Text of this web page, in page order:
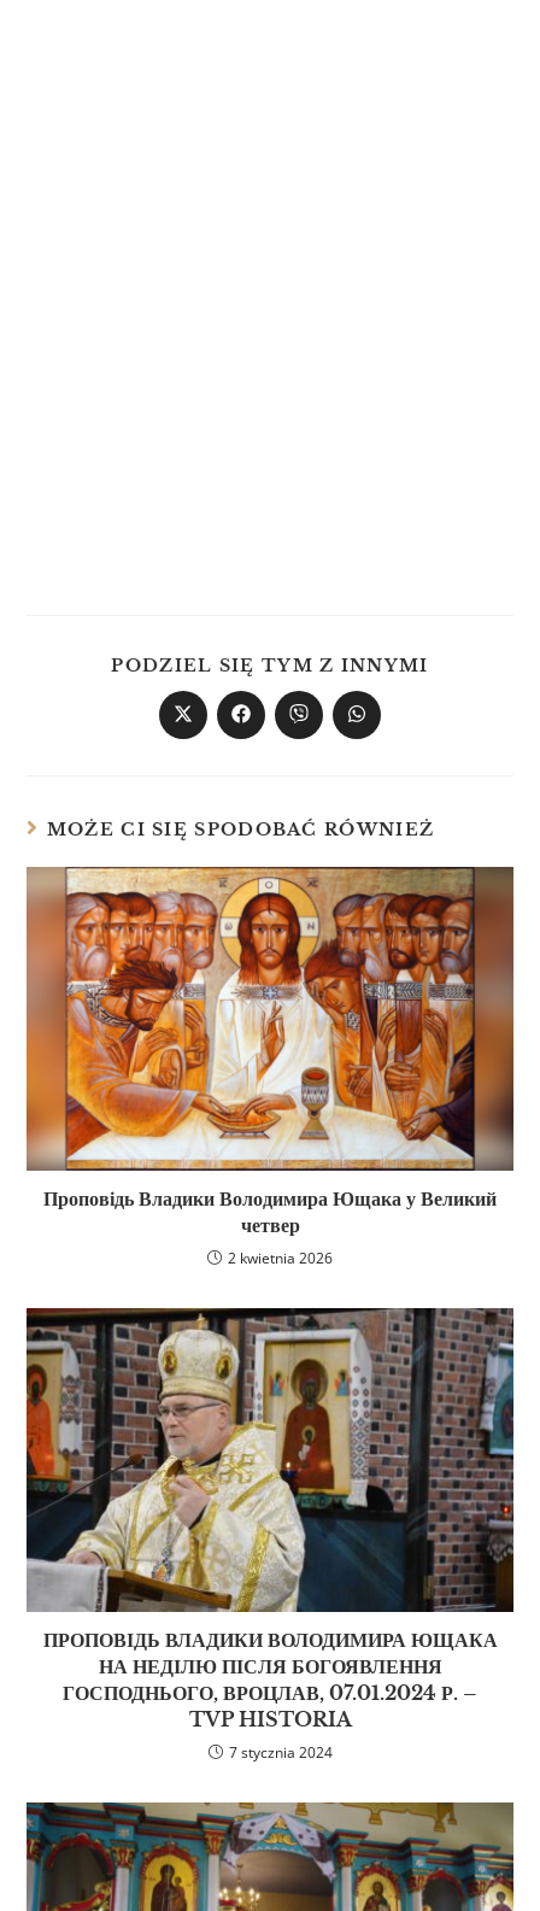
PODZIEL SIĘ TYM Z INNYMI
MOŻE CI SIĘ SPODOBAĆ RÓWNIEŻ
Проповідь Владики Володимира Ющака у Великий
четвер
2 kwietnia 2026
ПРОПОВІДЬ ВЛАДИКИ ВОЛОДИМИРА ЮЩАКА
НА НЕДІЛЮ ПІСЛЯ БОГОЯВЛЕННЯ
ГОСПОДНЬОГО, ВРОЦЛАВ, 07.01.2024 Р. –
TVP HISTORIA
7 stycznia 2024